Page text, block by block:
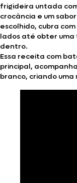
frigideira untada
crocância e um
escolhido, cubra
lados até obter
dentro.
Essa receita com
principal,
branco, criando